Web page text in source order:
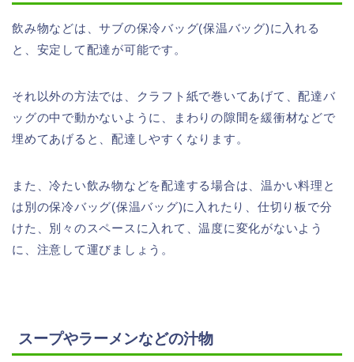
飲み物などは、サブの保冷バッグ(保温バッグ)に入れる
と、安定して配達が可能です。
それ以外の方法では、クラフト紙で巻いてあげて、配達バ
ッグの中で動かないように、まわりの隙間を緩衝材などで
埋めてあげると、配達しやすくなります。
また、冷たい飲み物などを配達する場合は、温かい料理と
は別の保冷バッグ(保温バッグ)に入れたり、仕切り板で分
けた、別々のスペースに入れて、温度に変化がないよう
に、注意して運びましょう。
スープやラーメンなどの汁物